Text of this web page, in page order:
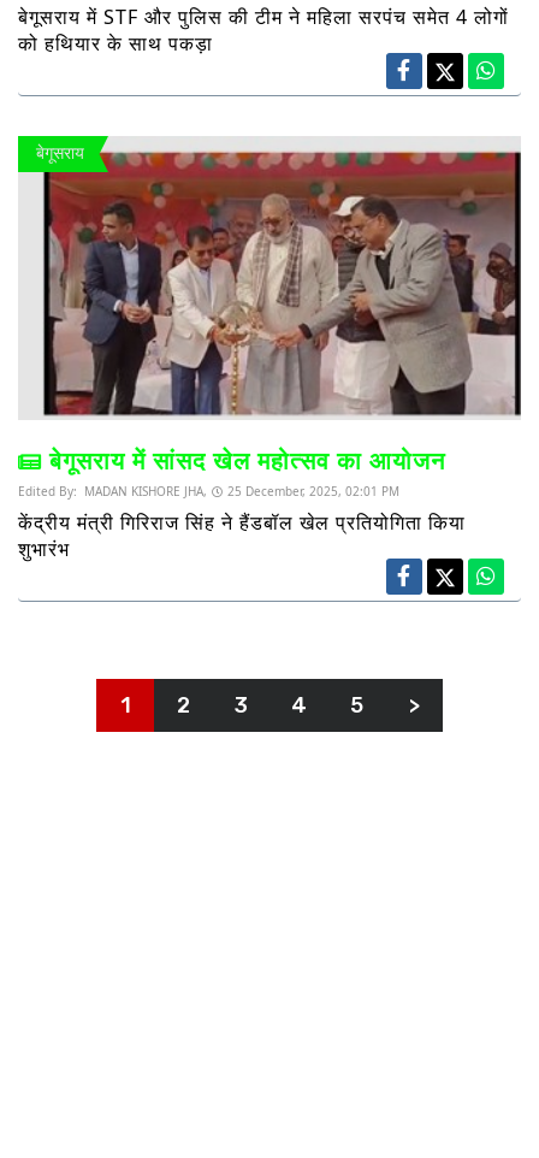
बेगूसराय में STF और पुलिस की टीम ने महिला सरपंच समेत 4 लोगों
को हथियार के साथ पकड़ा
बेगूसराय
बेगूसराय में सांसद खेल महोत्सव का आयोजन
Edited By: MADAN KISHORE JHA, 25 December, 2025, 02:01 PM
केंद्रीय मंत्री गिरिराज सिंह ने हैंडबॉल खेल प्रतियोगिता किया
शुभारंभ
1 2 3 4 5 >